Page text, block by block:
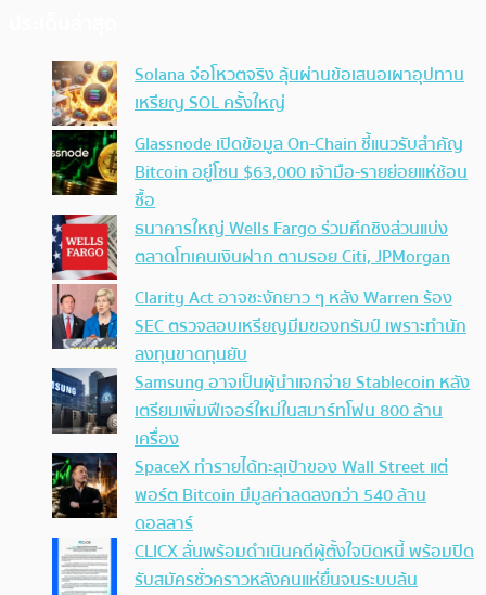
Solana จ่อโหวตจริง ลุ้นผ่านข้อเสนอเผาอุปทาน
เหรียญ SOL ครั้งใหญ่
Glassnode เปิดข้อมูล On-Chain ชี้แนวรับสำคัญ
Bitcoin อยู่โซน $63,000 เจ้ามือ-รายย่อยแห่ช้อน
ซื้อ
ธนาคารใหญ่ Wells Fargo ร่วมศึกชิงส่วนแบ่ง
ตลาดโทเคนเงินฝาก ตามรอย Citi, JPMorgan
Clarity Act อาจชะงักยาว ๆ หลัง Warren ร้อง
SEC ตรวจสอบเหรียญมีมของทรัมป์ เพราะทำนัก
ลงทุนขาดทุนยับ
Samsung อาจเป็นผู้นำแจกจ่าย Stablecoin หลัง
เตรียมเพิ่มฟีเจอร์ใหม่ในสมาร์ทโฟน 800 ล้าน
เครื่อง
SpaceX ทำรายได้ทะลุเป้าของ Wall Street แต่
พอร์ต Bitcoin มีมูลค่าลดลงกว่า 540 ล้าน
ดอลลาร์
CLICX ลั่นพร้อมดำเนินคดีผู้ตั้งใจบิดหนี้ พร้อมปิด
รับสมัครชั่วคราวหลังคนแห่ยื่นจนระบบล้น